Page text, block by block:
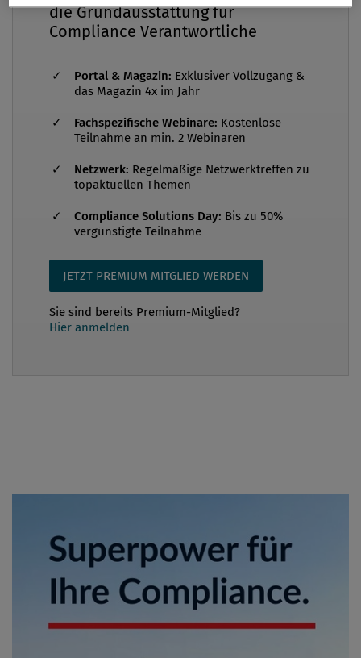
6. 2017 in nationales Recht umgesetzt werden. Sie
bringt auch für den Finanzsektor wesentliche
die neuen Regelungen mit sich: • Verringerung des
verwertbaren Gütern • Aufzeichnungen über den
inländischer PEPs zu den erhöhten
Sorgfaltspflichten • Ausweitung de...
die Grundausstattung für
Compliance Verantwortliche
Portal & Magazin: Exklusiver Vollzugang &
das Magazin 4x im Jahr
Fachspezifische Webinare: Kostenlose
Teilnahme an min. 2 Webinaren
Netzwerk: Regelmäßige Netzwerktreffen zu
topaktuellen Themen
Compliance Solutions Day: Bis zu 50%
vergünstigte Teilnahme
JETZT PREMIUM MITGLIED WERDEN
Sie sind bereits Premium-Mitglied?
Hier anmelden